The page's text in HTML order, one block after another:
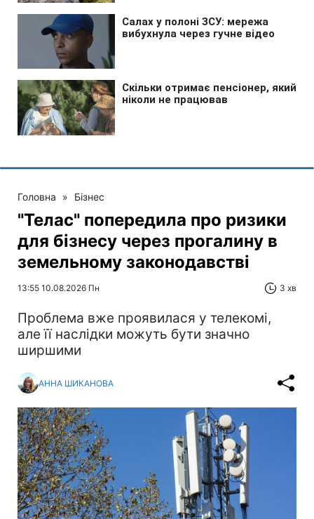
Головна » Бізнес
"Телас" попередила про ризики
для бізнесу через прогалину в
земельному законодавстві
13:55 10.08.2026 Пн 3 хв
Проблема вже проявилася у телекомі,
але її наслідки можуть бути значно
ширшими
АННА ШИКАНОВА